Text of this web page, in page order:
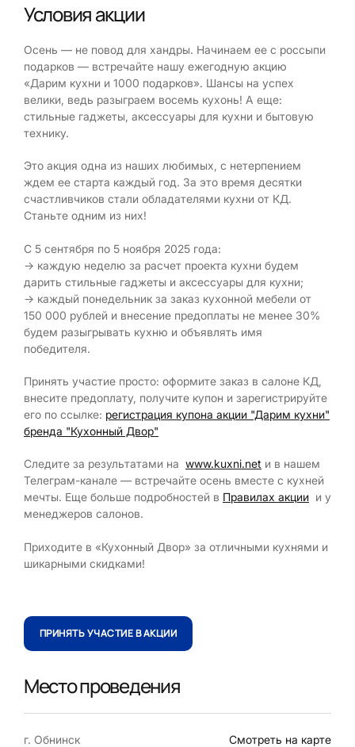
Условия акции
Осень — не повод для хандры. Начинаем ее с россыпи
подарков — встречайте нашу ежегодную акцию
«Дарим кухни и 1000 подарков». Шансы на успех
велики, ведь разыграем восемь кухонь! А еще:
стильные гаджеты, аксессуары для кухни и бытовую
технику.
Это акция одна из наших любимых, с нетерпением
ждем ее старта каждый год. За это время десятки
счастливчиков стали обладателями кухни от КД.
Станьте одним из них!
С 5 сентября по 5 ноября 2025 года:
→ каждую неделю за расчет проекта кухни будем
дарить стильные гаджеты и аксессуары для кухни;
→ каждый понедельник за заказ кухонной мебели от
150 000 рублей и внесение предоплаты не менее 30%
будем разыгрывать кухню и объявлять имя
победителя.
Принять участие просто: оформите заказ в салоне КД,
внесите предоплату, получите купон и зарегистрируйте
его по ссылке: регистрация купона акции "Дарим кухни"
бренда "Кухонный Двор"
Следите за результатами на www.kuxni.net и в нашем
Телеграм-канале — встречайте осень вместе с кухней
мечты. Еще больше подробностей в Правилах акции и у
менеджеров салонов.
Приходите в «Кухонный Двор» за отличными кухнями и
шикарными скидками!
ПРИНЯТЬ УЧАСТИЕ В АКЦИИ
Место проведения
г. Обнинск Смотреть на карте